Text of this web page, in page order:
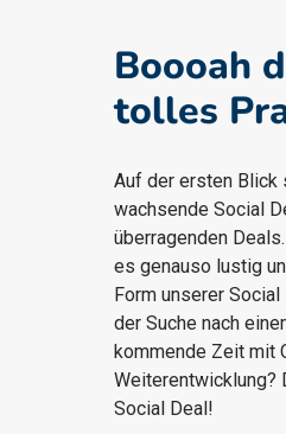
Boooah
tolles
Auf der ersten Blick
wachsende Social
überragenden
es genauso lustig
Form unserer
der Suche nach
kommende Zeit mit
Weiterentwicklung?
Social Deal!